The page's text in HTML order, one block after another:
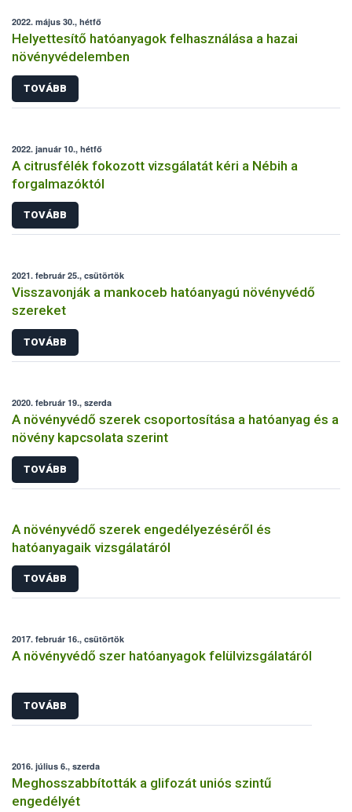
2022. május 30., hétfő
Helyettesítő hatóanyagok felhasználása a hazai
növényvédelemben
TOVÁBB
2022. január 10., hétfő
A citrusfélék fokozott vizsgálatát kéri a Nébih a
forgalmazóktól
TOVÁBB
2021. február 25., csütörtök
Visszavonják a mankoceb hatóanyagú növényvédő
szereket
TOVÁBB
2020. február 19., szerda
A növényvédő szerek csoportosítása a hatóanyag és a
növény kapcsolata szerint
TOVÁBB
A növényvédő szerek engedélyezéséről és
hatóanyagaik vizsgálatáról
TOVÁBB
2017. február 16., csütörtök
A növényvédő szer hatóanyagok felülvizsgálatáról
TOVÁBB
2016. július 6., szerda
Meghosszabbították a glifozát uniós szintű
engedélyét